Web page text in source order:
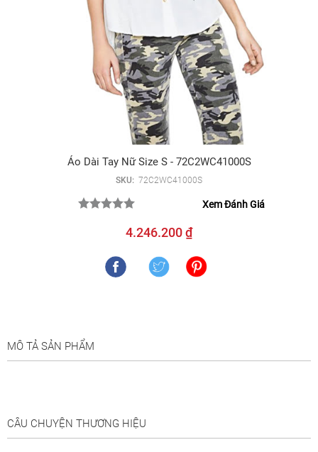
Áo Dài Tay Nữ Size S - 72C2WC41000S
SKU: 72C2WC41000S
Xem Đánh Giá
4.246.200 ₫
MÔ TẢ SẢN PHẨM
CÂU CHUYỆN THƯƠNG HIỆU